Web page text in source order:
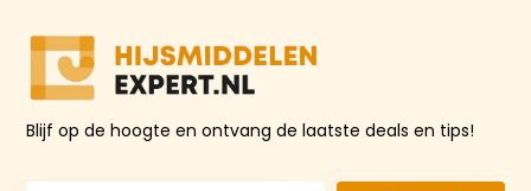
Blijf op de hoogte en ontvang de laatste deals en tips!